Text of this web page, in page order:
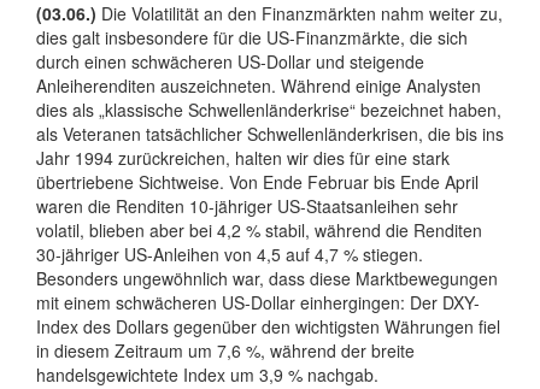
(03.06.) Die Volatilität an den Finanzmärkten nahm weiter zu,
dies galt insbesondere für die US-Finanzmärkte, die sich
durch einen schwächeren US-Dollar und steigende
Anleiherenditen auszeichneten. Während einige Analysten
dies als „klassische Schwellenländerkrise“ bezeichnet haben,
als Veteranen tatsächlicher Schwellenländerkrisen, die bis ins
Jahr 1994 zurückreichen, halten wir dies für eine stark
übertriebene Sichtweise. Von Ende Februar bis Ende April
waren die Renditen 10-jähriger US-Staatsanleihen sehr
volatil, blieben aber bei 4,2 % stabil, während die Renditen
30-jähriger US-Anleihen von 4,5 auf 4,7 % stiegen.
Besonders ungewöhnlich war, dass diese Marktbewegungen
mit einem schwächeren US-Dollar einhergingen: Der DXY-
Index des Dollars gegenüber den wichtigsten Währungen fiel
in diesem Zeitraum um 7,6 %, während der breite
handelsgewichtete Index um 3,9 % nachgab.